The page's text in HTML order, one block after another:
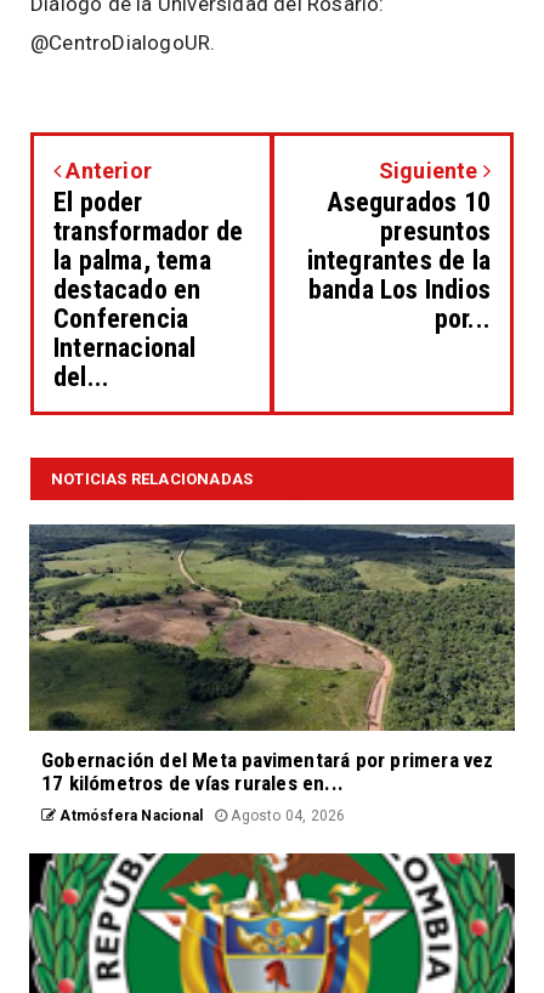
@CentroDialogoUR.
Anterior
El poder
transformador de
la palma, tema
destacado en
Conferencia
Internacional
del...
Siguiente
Asegurados 10
presuntos
integrantes de la
banda Los Indios
por...
NOTICIAS RELACIONADAS
Gobernación del Meta pavimentará por primera vez
17 kilómetros de vías rurales en...
Atmósfera Nacional Agosto 04, 2026